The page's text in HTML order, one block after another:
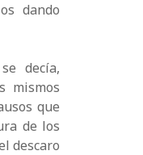
dando
decía,
mismos
que
de los
descaro